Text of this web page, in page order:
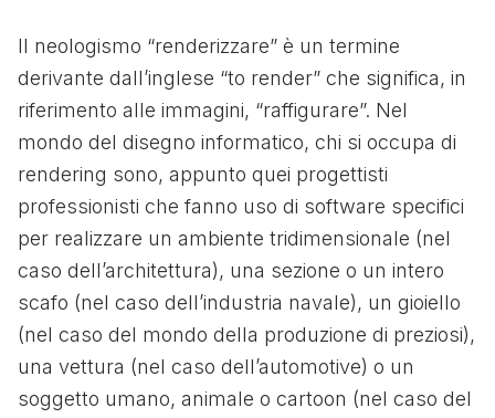
Il neologismo “renderizzare” è un termine
derivante dall’inglese “to render” che significa, in
riferimento alle immagini, “raffigurare”. Nel
mondo del disegno informatico, chi si occupa di
rendering sono, appunto quei progettisti
professionisti che fanno uso di software specifici
per realizzare un ambiente tridimensionale (nel
caso dell’architettura), una sezione o un intero
scafo (nel caso dell’industria navale), un gioiello
(nel caso del mondo della produzione di preziosi),
una vettura (nel caso dell’automotive) o un
soggetto umano, animale o cartoon (nel caso del